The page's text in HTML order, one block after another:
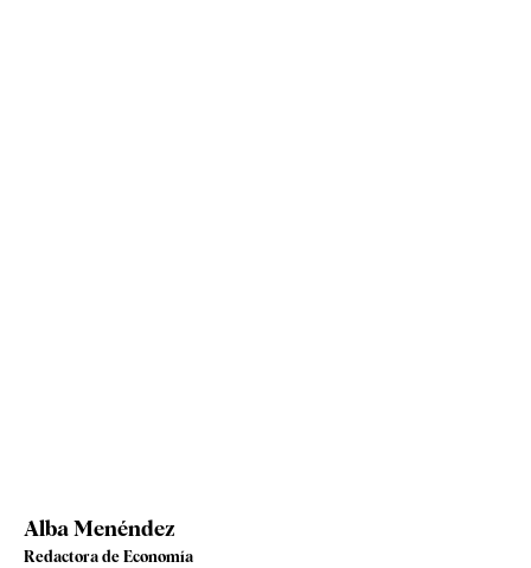
Alba Menéndez
Redactora de Economía